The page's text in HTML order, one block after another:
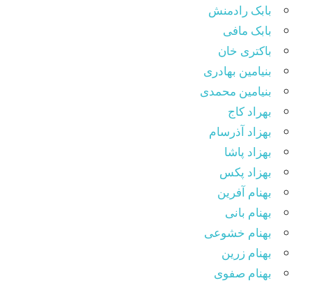
بابک رادمنش
بابک مافی
باکتری خان
بنیامین بهادری
بنیامین محمدی
بهراد کاج
بهزاد آذرسام
بهزاد پاشا
بهزاد پکس
بهنام آفرین
بهنام بانی
بهنام خشوعی
بهنام زرین
بهنام صفوی